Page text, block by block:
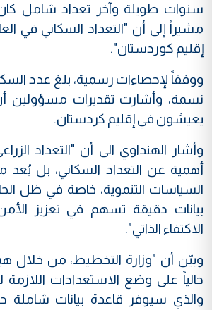
إقليم كوردستان".
يعيشون في إقليم كردستان.
وأشار الهنداوي الى أن "التعداد
أهمية عن التعداد السكاني، بل
السياسات التنموية، خاصة في ظل
بيانات دقيقة تسهم في تعزيز
الاكتفاء الذاتي".
وبيّن أن "وزارة التخطيط، من خلال
حالياً على وضع الاستعدادات اللازمة
والذي سيوفر قاعدة بيانات